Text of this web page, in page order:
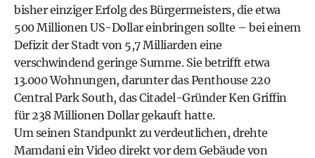
bisher einziger Erfolg des Bürgermeisters, die etwa
500 Millionen US-Dollar einbringen sollte – bei einem
Defizit der Stadt von 5,7 Milliarden eine
verschwindend geringe Summe. Sie betrifft etwa
13.000 Wohnungen, darunter das Penthouse 220
Central Park South, das Citadel-Gründer Ken Griffin
für 238 Millionen Dollar gekauft hatte.
Um seinen Standpunkt zu verdeutlichen, drehte
Mamdani ein Video direkt vor dem Gebäude von